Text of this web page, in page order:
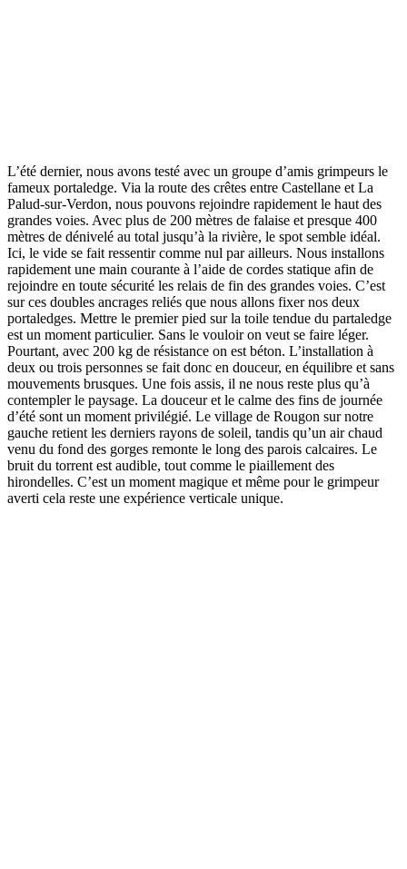
L’été dernier, nous avons testé avec un groupe d’amis grimpeurs le
fameux portaledge. Via la route des crêtes entre Castellane et La
Palud-sur-Verdon, nous pouvons rejoindre rapidement le haut des
grandes voies. Avec plus de 200 mètres de falaise et presque 400
mètres de dénivelé au total jusqu’à la rivière, le spot semble idéal.
Ici, le vide se fait ressentir comme nul par ailleurs. Nous installons
rapidement une main courante à l’aide de cordes statique afin de
rejoindre en toute sécurité les relais de fin des grandes voies. C’est
sur ces doubles ancrages reliés que nous allons fixer nos deux
portaledges. Mettre le premier pied sur la toile tendue du partaledge
est un moment particulier. Sans le vouloir on veut se faire léger.
Pourtant, avec 200 kg de résistance on est béton. L’installation à
deux ou trois personnes se fait donc en douceur, en équilibre et sans
mouvements brusques. Une fois assis, il ne nous reste plus qu’à
contempler le paysage. La douceur et le calme des fins de journée
d’été sont un moment privilégié. Le village de Rougon sur notre
gauche retient les derniers rayons de soleil, tandis qu’un air chaud
venu du fond des gorges remonte le long des parois calcaires. Le
bruit du torrent est audible, tout comme le piaillement des
hirondelles. C’est un moment magique et même pour le grimpeur
averti cela reste une expérience verticale unique.